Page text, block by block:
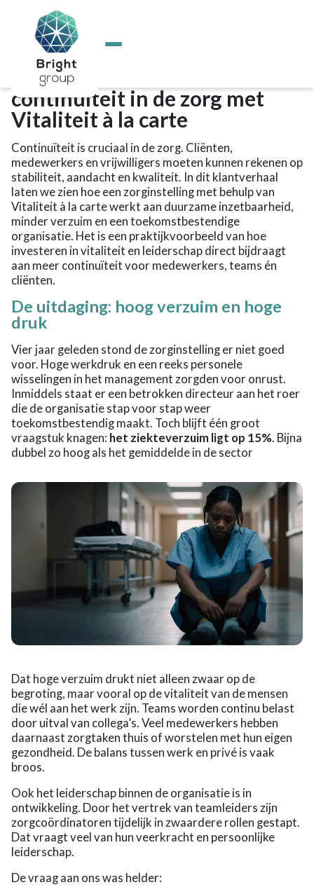
Over Bright
Actueel
Voor jou
Voor de professional
Voor executives
Matching
Interim Managers
School
Kalender
Overige diensten
Bright Educatie
Heb ik goed gekozen?
Help, ik lig eruit!
Talent detective
Talentontwikkeling als basisvaardigheid
De Community School
Talentontwikkeling als basisvaardigheid
Maatschappelijke projecten
Subsidies en vergoedingen
Contact
Klantverhaal: bouwen aan continuïteit in de zorg met
Vitaliteit à la carte
Klantverhaal: bouwen aan
continuïteit in de zorg met
Vitaliteit à la carte
Continuïteit is cruciaal in de zorg. Cliënten,
medewerkers en vrijwilligers moeten kunnen rekenen op
stabiliteit, aandacht en kwaliteit. In dit klantverhaal
laten we zien hoe een zorginstelling met behulp van
Vitaliteit à la carte werkt aan duurzame inzetbaarheid,
minder verzuim en een toekomstbestendige
organisatie. Het is een praktijkvoorbeeld van hoe
investeren in vitaliteit en leiderschap direct bijdraagt
aan meer continuïteit voor medewerkers, teams én
cliënten.
De uitdaging: hoog verzuim en hoge
druk
Vier jaar geleden stond de zorginstelling er niet goed
voor. Hoge werkdruk en een reeks personele
wisselingen in het management zorgden voor onrust.
Inmiddels staat er een betrokken directeur aan het roer
die de organisatie stap voor stap weer
toekomstbestendig maakt. Toch blijft één groot
vraagstuk knagen: het ziekteverzuim ligt op 15%. Bijna
dubbel zo hoog als het gemiddelde in de sector
Dat hoge verzuim drukt niet alleen zwaar op de
begroting, maar vooral op de vitaliteit van de mensen
die wél aan het werk zijn. Teams worden continu belast
door uitval van collega’s. Veel medewerkers hebben
daarnaast zorgtaken thuis of worstelen met hun eigen
gezondheid. De balans tussen werk en privé is vaak
broos.
Ook het leiderschap binnen de organisatie is in
ontwikkeling. Door het vertrek van teamleiders zijn
zorgcoördinatoren tijdelijk in zwaardere rollen gestapt.
Dat vraagt veel van hun veerkracht en persoonlijke
leiderschap.
De vraag aan ons was helder: